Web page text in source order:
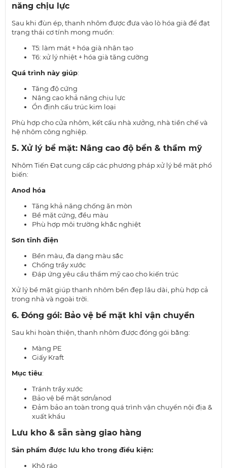
năng chịu lực
Sau khi đùn ép, thanh nhôm được đưa vào lò hóa già để đạt
trạng thái cơ tính mong muốn:
T5: làm mát + hóa già nhân tạo
T6: xử lý nhiệt + hóa già tăng cường
Quá trình này giúp:
Tăng độ cứng
Nâng cao khả năng chịu lực
Ổn định cấu trúc kim loại
Phù hợp cho cửa nhôm, kết cấu nhà xưởng, nhà tiền chế và
hệ nhôm công nghiệp.
5. Xử lý bề mặt: Nâng cao độ bền & thẩm mỹ
Nhôm Tiến Đạt cung cấp các phương pháp xử lý bề mặt phổ
biến:
Anod hóa
Tăng khả năng chống ăn mòn
Bề mặt cứng, đều màu
Phù hợp môi trường khắc nghiệt
Sơn tĩnh điện
Bền màu, đa dạng màu sắc
Chống trầy xước
Đáp ứng yêu cầu thẩm mỹ cao cho kiến trúc
Xử lý bề mặt giúp thanh nhôm bền đẹp lâu dài, phù hợp cả
trong nhà và ngoài trời.
6. Đóng gói: Bảo vệ bề mặt khi vận chuyển
Sau khi hoàn thiện, thanh nhôm được đóng gói bằng:
Màng PE
Giấy Kraft
Mục tiêu:
Tránh trầy xước
Bảo vệ bề mặt sơn/anod
Đảm bảo an toàn trong quá trình vận chuyển nội địa &
xuất khẩu
Lưu kho & sẵn sàng giao hàng
Sản phẩm được lưu kho trong điều kiện:
Khô ráo